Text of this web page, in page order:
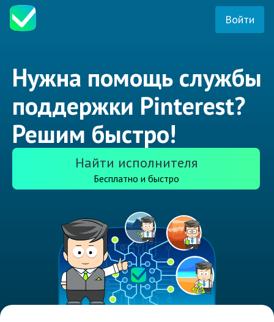
Войти
Нужна помощь службы
поддержки Pinterest?
Решим быстро!
Найти исполнителя
Бесплатно и быстро